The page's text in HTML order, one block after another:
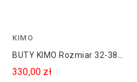
niebieski
KIMO
BUTY KIMO Rozmiar 32-38
Dla Dziecka CROSS / QUAD
330,00 zł